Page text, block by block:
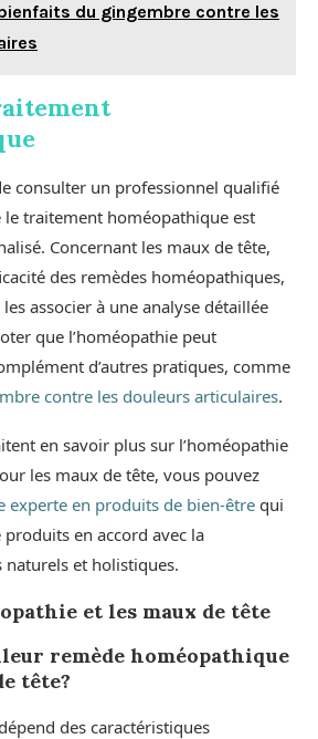
du gingembre contre les
consulter un professionnel qualifié
le traitement homéopathique est
Concernant les maux de tête,
des remèdes homéopathiques,
associer à une analyse détaillée
que l’homéopathie peut
d’autres pratiques, comme
contre les douleurs articulaires.
en savoir plus sur l’homéopathie
les maux de tête, vous pouvez
experte en produits de bien-être qui
en accord avec la
et holistiques.
et les maux de tête
remède homéopathique
tête?
des caractéristiques